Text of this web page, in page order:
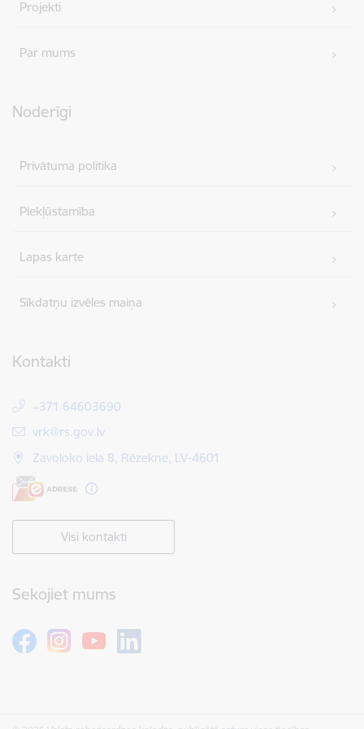
Projekti
Par mums
Noderīgi
Privātuma politika
Piekļūstamība
Lapas karte
Sīkdatņu izvēles maiņa
Kontakti
+371 64603690
E-pasts:
vrk@rs.gov.lv
Zavoloko iela 8, Rēzekne, LV-4601
Visi kontakti
Sekojiet mums